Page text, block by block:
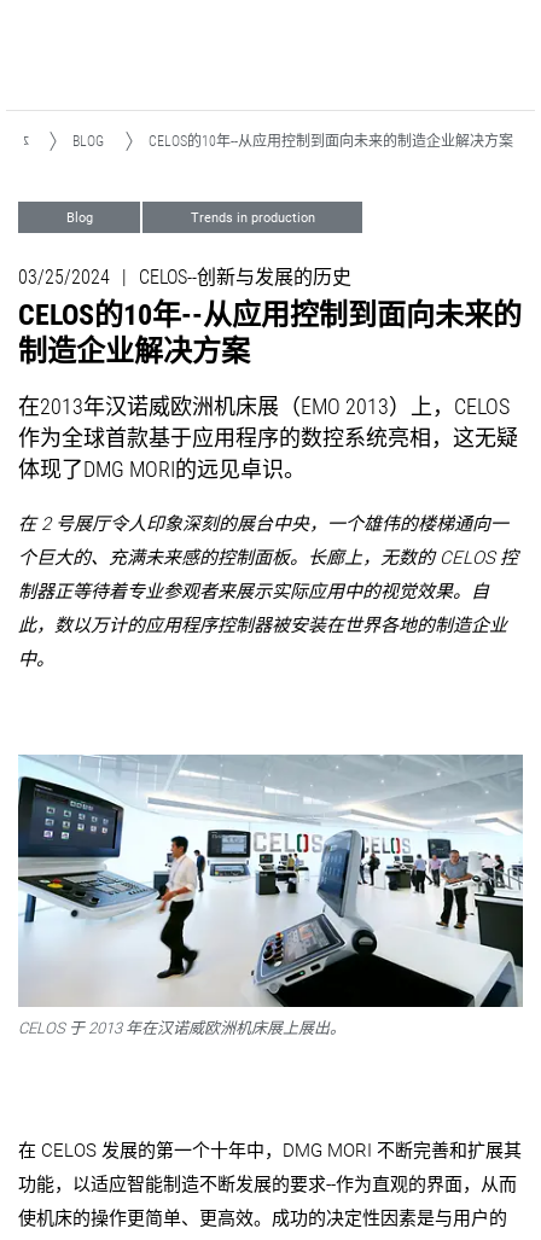
媒体 BLOG CELOS的10年--从应用控制到面向未来的制造企业解决方案
Blog Trends in production
03/25/2024 | CELOS--创新与发展的历史
CELOS的10年--从应用控制到面向未来的
制造企业解决方案
在2013年汉诺威欧洲机床展（EMO 2013）上，CELOS
作为全球首款基于应用程序的数控系统亮相，这无疑
体现了DMG MORI的远见卓识。
在 2 号展厅令人印象深刻的展台中央，一个雄伟的楼梯通向一
个巨大的、充满未来感的控制面板。长廊上，无数的 CELOS 控
制器正等待着专业参观者来展示实际应用中的视觉效果。自
此，数以万计的应用程序控制器被安装在世界各地的制造企业
中。
CELOS 于 2013 年在汉诺威欧洲机床展上展出。
在 CELOS 发展的第一个十年中，DMG MORI 不断完善和扩展其
功能，以适应智能制造不断发展的要求--作为直观的界面，从而
使机床的操作更简单、更高效。成功的决定性因素是与用户的